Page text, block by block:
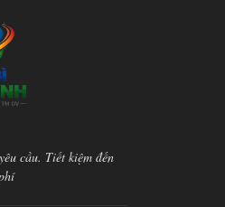
cầu. Tiết kiệm đến